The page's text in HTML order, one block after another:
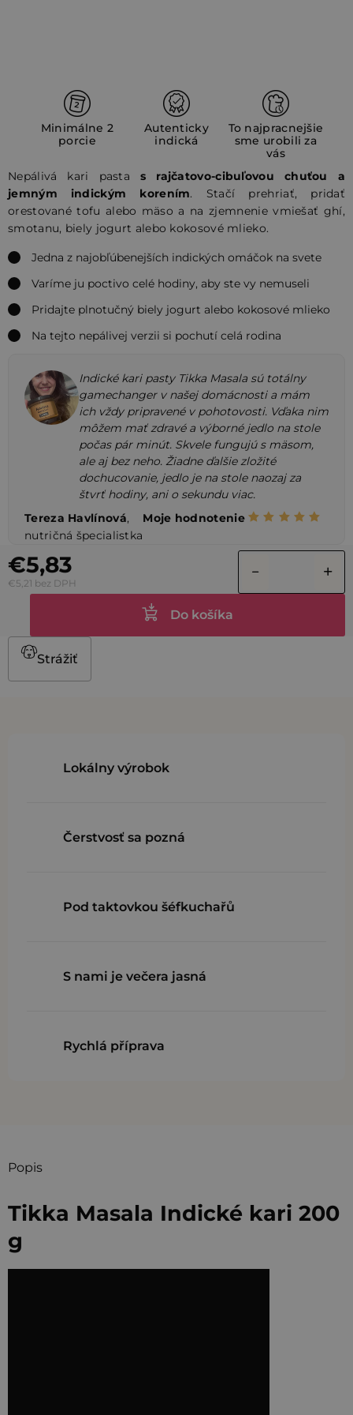
Minimálne 2
porcie
Autenticky
indická
To najpracnejšie
sme urobili za
vás
Nepálivá kari pasta s rajčatovo-cibuľovou chuťou a
jemným indickým korením. Stačí prehriať, pridať
orestované tofu alebo mäso a na zjemnenie vmiešať ghí,
smotanu, biely jogurt alebo kokosové mlieko.
Jedna z najobľúbenejších indických omáčok na svete
Varíme ju poctivo celé hodiny, aby ste vy nemuseli
Pridajte plnotučný biely jogurt alebo kokosové mlieko
Na tejto nepálivej verzii si pochutí celá rodina
Indické kari pasty Tikka Masala sú totálny
gamechanger v našej domácnosti a mám
ich vždy pripravené v pohotovosti. Vďaka nim
môžem mať zdravé a výborné jedlo na stole
počas pár minút. Skvele fungujú s mäsom,
ale aj bez neho. Žiadne ďalšie zložité
dochucovanie, jedlo je na stole naozaj za
štvrť hodiny, ani o sekundu viac.
Tereza Havlínová,
nutričná špecialistka
Moje hodnotenie
€5,83
€5,21 bez DPH
Do košíka
Strážiť
Lokálny výrobok
Čerstvosť sa pozná
Pod taktovkou šéfkuchařů
S nami je večera jasná
Rychlá příprava
Popis
Tikka Masala Indické kari 200
g